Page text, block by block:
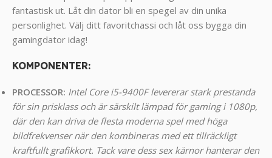
fantastisk ut. Låt din dator bli en spegel av din unika
personlighet. Välj ditt favoritchassi och låt oss bygga din
gamingdator idag!
KOMPONENTER:
PROCESSOR: Intel Core i5-9400F levererar stark prestanda
för sin prisklass och är särskilt lämpad för gaming i 1080p,
där den kan driva de flesta moderna spel med höga
bildfrekvenser när den kombineras med ett tillräckligt
kraftfullt grafikkort. Tack vare dess sex kärnor hanterar den